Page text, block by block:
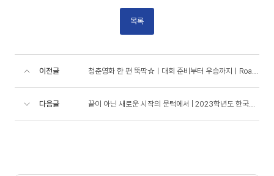
목록
이전글 청춘영화 한 편 뚝딱☆ㅣ대회 준비부터 우승까지ㅣRoad to the King, K-Roadㅣ한국기술교육대학교 자율주행..
다음글 끝이 아닌 새로운 시작의 문턱에서 | 2023학년도 한국기술교육대학교 학위수여식 에필로그